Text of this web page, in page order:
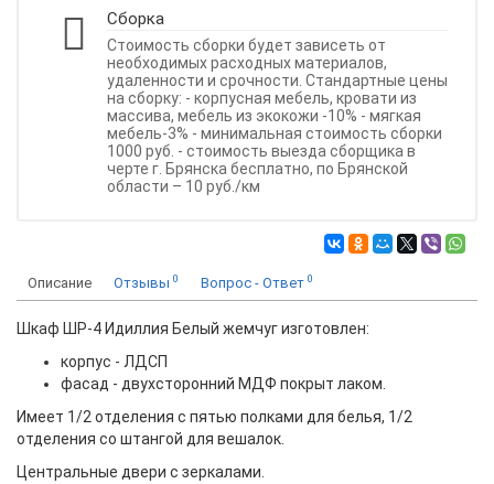
Сборка
Стоимость сборки будет зависеть от
необходимых расходных материалов,
удаленности и срочности. Стандартные цены
на сборку: - корпусная мебель, кровати из
массива, мебель из экокожи -10% - мягкая
мебель-3% - минимальная стоимость сборки
1000 руб. - стоимость выезда сборщика в
черте г. Брянска бесплатно, по Брянской
области – 10 руб./км
Описание Отзывы 0 Вопрос - Ответ 0
Шкаф ШР-4 Идиллия Белый жемчуг изготовлен:
корпус - ЛДСП
фасад - двухсторонний МДФ покрыт лаком.
Имеет 1/2 отделения с пятью полками для белья, 1/2
отделения со штангой для вешалок.
Центральные двери с зеркалами.